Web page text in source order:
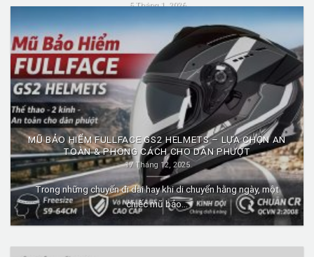
5 Tháng 1, 2026
Mũ fullface GS2 là dòng mũ bảo hiểm fullface được nhiều người
lựa chọn nhờ...
MŨ BẢO HIỂM FULLFACE GS2 HELMETS – LỰA CHỌN AN
TOÀN & PHONG CÁCH CHO DÂN PHƯỢT
17 Tháng 12, 2025
Trong những chuyến đi dài hay khi di chuyển hằng ngày, một
chiếc mũ bảo...